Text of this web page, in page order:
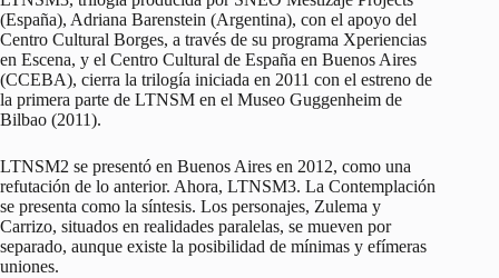
(España), Adriana Barenstein (Argentina), con el apoyo del
Centro Cultural Borges, a través de su programa Xperiencias
en Escena, y el Centro Cultural de España en Buenos Aires
(CCEBA), cierra la trilogía iniciada en 2011 con el estreno de
la primera parte de LTNSM en el Museo Guggenheim de
Bilbao (2011).
LTNSM2 se presentó en Buenos Aires en 2012, como una
refutación de lo anterior. Ahora, LTNSM3. La Contemplación
se presenta como la síntesis. Los personajes, Zulema y
Carrizo, situados en realidades paralelas, se mueven por
separado, aunque existe la posibilidad de mínimas y efímeras
uniones.